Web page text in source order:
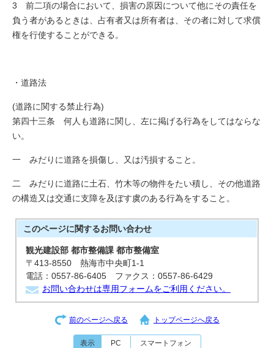
3 前二項の場合において、損害の原因について他にその責任を
負う者があるときは、占有者又は所有者は、その者に対して求償
権を行使することができる。
・道路法
(道路に関する禁止行為)
第四十三条 何人も道路に関し、左に掲げる行為をしてはならな
い。
一 みだりに道路を損傷し、又は汚損すること。
二 みだりに道路に土石、竹木等の物件をたい積し、その他道路
の構造又は交通に支障を及ぼす虞のある行為をすること。
このページに関するお問い合わせ
観光建設部 都市整備課 都市整備室
〒413-8550 熱海市中央町1-1
電話：0557-86-6405 ファクス：0557-86-6429
お問い合わせは専用フォームをご利用ください。
前のページへ戻る トップページへ戻る
表示 PC スマートフォン